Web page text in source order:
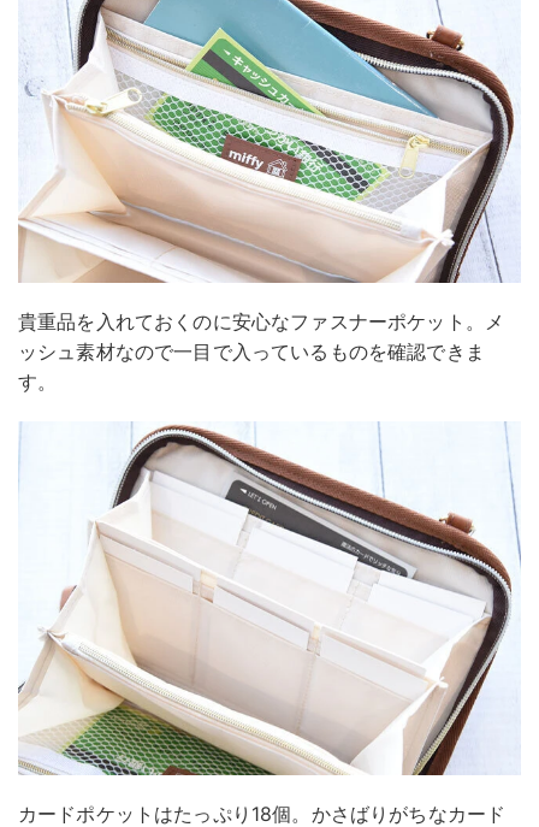
貴重品を入れておくのに安心なファスナーポケット。メ
ッシュ素材なので一目で入っているものを確認できま
す。
カードポケットはたっぷり18個。かさばりがちなカード